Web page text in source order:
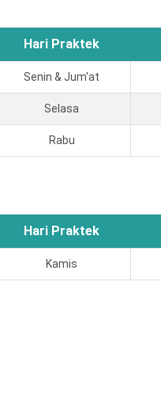
Hari Praktek
Senin & Jum'at
Selasa
Rabu
Hari Praktek
Kamis